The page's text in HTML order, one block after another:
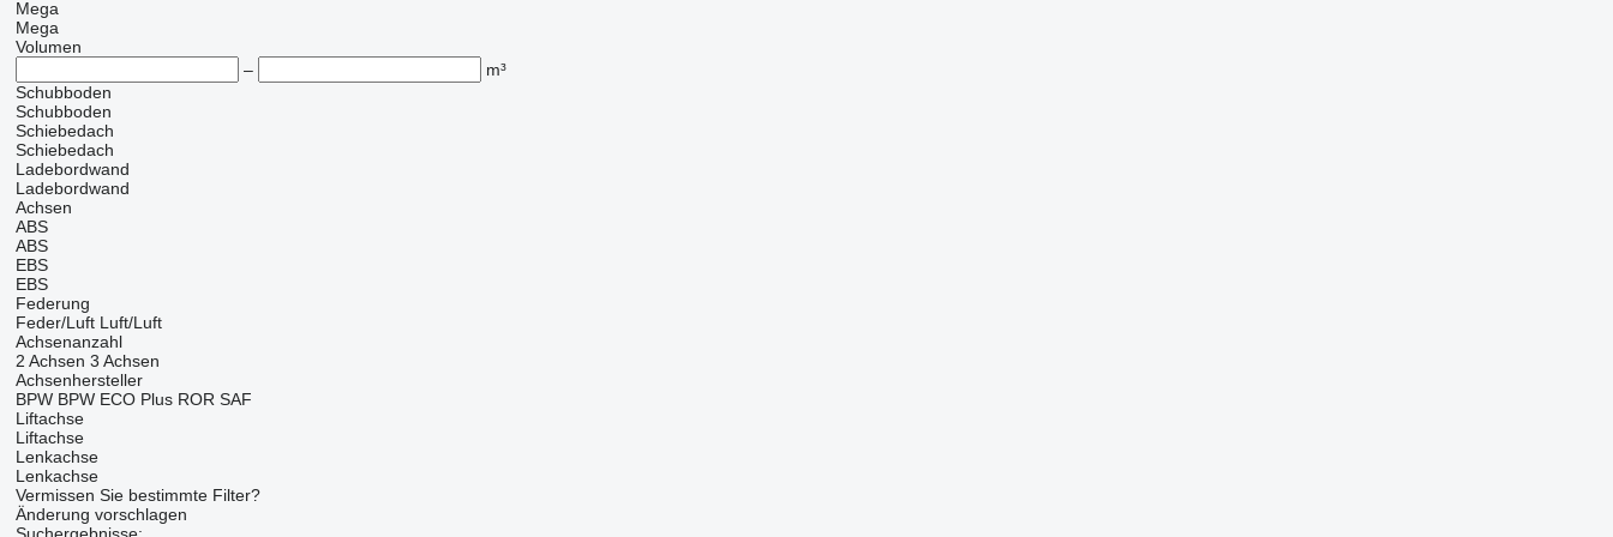
Mega
Mega
Volumen
–
m³
Schubboden
Schubboden
Schiebedach
Schiebedach
Ladebordwand
Ladebordwand
Achsen
ABS
ABS
EBS
EBS
Federung
Feder/Luft Luft/Luft
Achsenanzahl
2 Achsen 3 Achsen
Achsenhersteller
BPW BPW ECO Plus ROR SAF
Liftachse
Liftachse
Lenkachse
Lenkachse
Vermissen Sie bestimmte Filter?
Änderung vorschlagen